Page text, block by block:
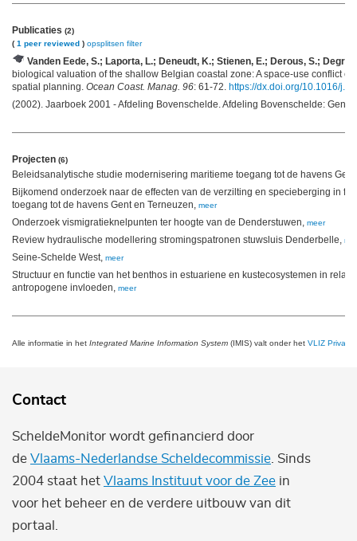
Publicaties (2)
( 1 peer reviewed ) opsplitsen filter
Vanden Eede, S.; Laporta, L.; Deneudt, K.; Stienen, E.; Derous, S.;
biological valuation of the shallow Belgian coastal zone: A space-use conflict
spatial planning. Ocean Coast. Manag. 96: 61-72. https://dx.doi.org/10.1016/
(2002). Jaarboek 2001 - Afdeling Bovenschelde. Afdeling Bovenschelde: Gent.
Projecten (6)
Beleidsanalytische studie modernisering maritieme toegang tot de havens
Bijkomend onderzoek naar de effecten van de verzilting en specieberging in
toegang tot de havens Gent en Terneuzen, meer
Onderzoek vismigratieknelpunten ter hoogte van de Denderstuwen, meer
Review hydraulische modellering stromingspatronen stuwsluis Denderbelle,
Seine-Schelde West, meer
Structuur en functie van het benthos in estuariene en kustecosystemen in
antropogene invloeden, meer
Alle informatie in het Integrated Marine Information System (IMIS) valt onder het VLIZ Privacy
Contact
ScheldeMonitor wordt gefinancierd door
de Vlaams-Nederlandse Scheldecommissie . Sinds
2004 staat het Vlaams Instituut voor de Zee in
voor het beheer en de verdere uitbouw van dit
portaal.